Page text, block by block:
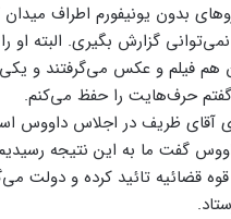
بدون یونیفورم اطراف میدان
گزارش بگیری. البته او
هم فیلم و عکس می‌گرفتند و
گفتم حرف‌هایت را حفظ می‌کنم.
ظریف در اجلاس داووس
گفت ما به این نتیجه
قضائیه تائید کرده و دولت